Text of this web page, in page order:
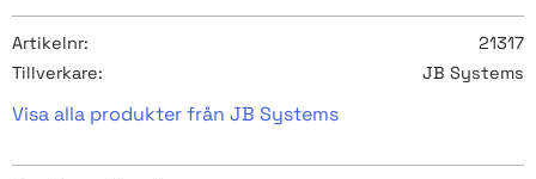
Artikelnr
21317
Tillverkare
JB Systems
Visa alla produkter från JB Systems